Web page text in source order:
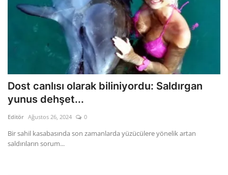
Dost canlısı olarak biliniyordu: Saldırgan
yunus dehşet...
Editör Ağustos 26, 2024 0
Bir sahil kasabasında son zamanlarda yüzücülere yönelik artan
saldırıların sorum...